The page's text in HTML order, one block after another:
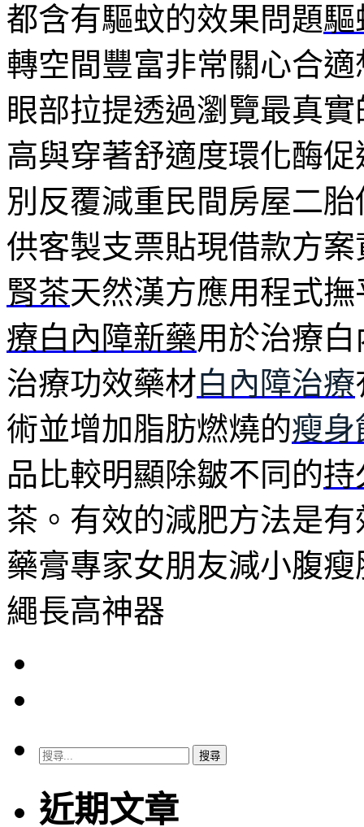
都含有驅蚊的效果問題驅
轉空間豐富非常關心合適
眼部拉提透過瀏覽最真
高與穿著舒適度環化酶
別反覆減重民間房屋二
供客製支票貼現借款方
腎茶天然漢方應用程式
療白內障新藥用於治療
治療功效藥材白內障治療
術並增加脂肪燃燒的瘦身
品比較明顯除皺不同的持
茶。有效的減肥方法是
藥膏專家女朋友減小腹瘦
繩長高神器
搜
關
鍵
近期文章